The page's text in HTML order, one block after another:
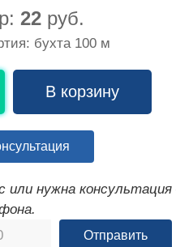
22 руб.
бухта 100 м
В корзину
или нужна
Отправить